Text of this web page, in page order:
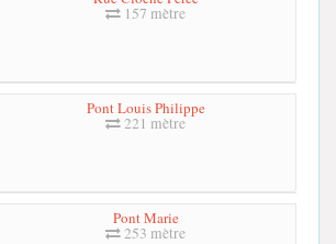
157 mètre
Pont Louis Philippe
221 mètre
Pont Marie
253 mètre